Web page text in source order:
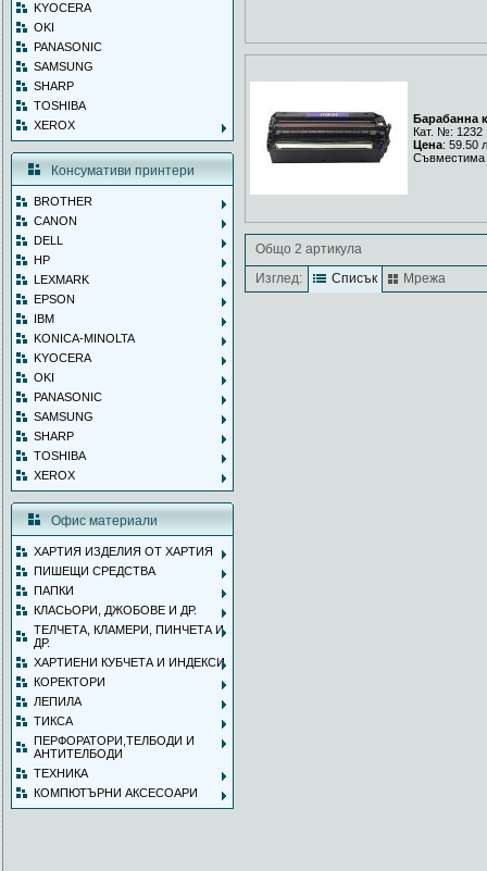
KYOCERA
OKI
PANASONIC
SAMSUNG
SHARP
TOSHIBA
XEROX
Консумативи принтери
BROTHER
CANON
DELL
HP
LEXMARK
EPSON
IBM
KONICA-MINOLTA
KYOCERA
OKI
PANASONIC
SAMSUNG
SHARP
TOSHIBA
XEROX
Офис материали
ХАРТИЯ ИЗДЕЛИЯ ОТ ХАРТИЯ
ПИШЕЩИ СРЕДСТВА
ПАПКИ
КЛАСЬОРИ, ДЖОБОВЕ И ДР.
ТЕЛЧЕТА, КЛАМЕРИ, ПИНЧЕТА И
ДР.
ХАРТИЕНИ КУБЧЕТА И ИНДЕКСИ
КОРЕКТОРИ
ЛЕПИЛА
ТИКСА
ПЕРФОРАТОРИ,ТЕЛБОДИ И
АНТИТЕЛБОДИ
ТЕХНИКА
КОМПЮТЪРНИ АКСЕСОАРИ
Барабанна
Кат. №: 1232
Цена: 59.50
Съвместима
Общо 2 артикула
Изглед:
Списък Мрежа